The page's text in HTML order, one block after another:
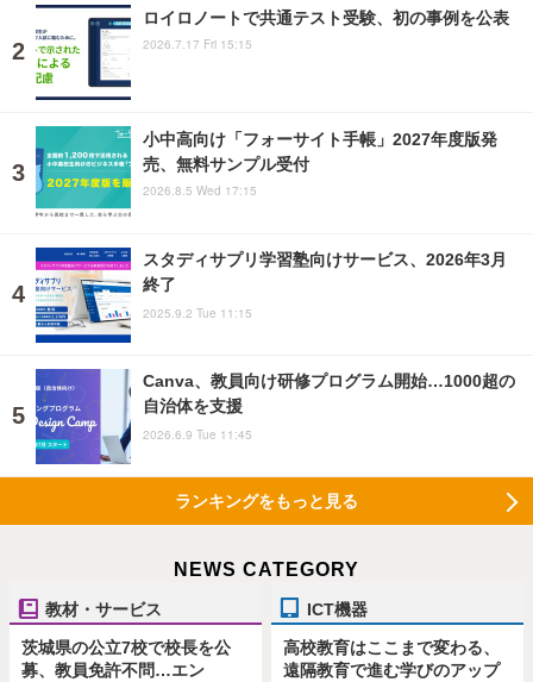
ロイロノートで共通テスト受験、初の事例を公表
2026.7.17 Fri 15:15
小中高向け「フォーサイト手帳」2027年度版発
売、無料サンプル受付
2026.8.5 Wed 17:15
スタディサプリ学習塾向けサービス、2026年3月
終了
2025.9.2 Tue 11:15
Canva、教員向け研修プログラム開始…1000超の
自治体を支援
2026.6.9 Tue 11:45
ランキングをもっと見る
NEWS CATEGORY
教材・サービス
茨城県の公立7校で校長を公
募、教員免許不問…エン
ICT機器
高校教育はここまで変わる、
遠隔教育で進む学びのアップ